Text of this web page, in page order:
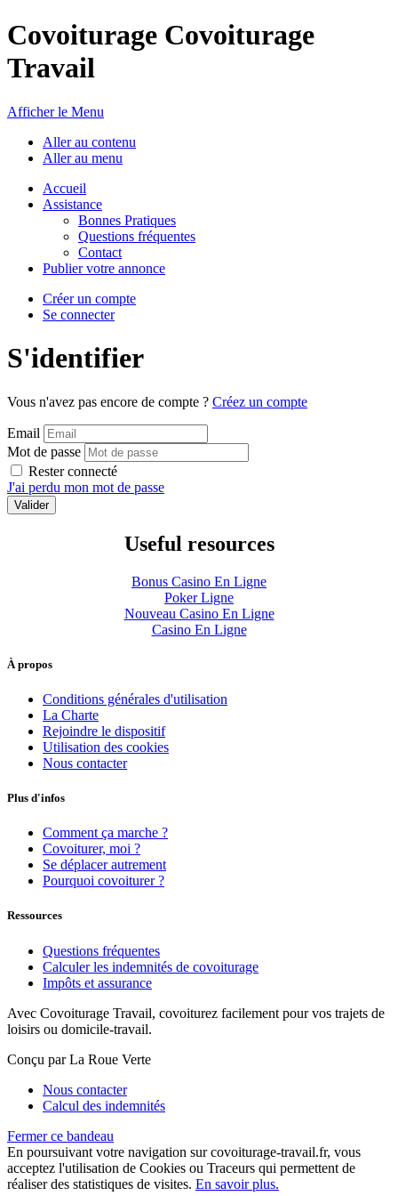
Covoiturage Covoiturage
Travail
Afficher le Menu
Aller au contenu
Aller au menu
Accueil
Assistance
Bonnes Pratiques
Questions fréquentes
Contact
Publier votre annonce
Créer un compte
Se connecter
S'identifier
Vous n'avez pas encore de compte ? Créez un compte
Email
Mot de passe
Rester connecté
J'ai perdu mon mot de passe
Useful resources
Bonus Casino En Ligne
Poker Ligne
Nouveau Casino En Ligne
Casino En Ligne
À propos
Conditions générales d'utilisation
La Charte
Rejoindre le dispositif
Utilisation des cookies
Nous contacter
Plus d'infos
Comment ça marche ?
Covoiturer, moi ?
Se déplacer autrement
Pourquoi covoiturer ?
Ressources
Questions fréquentes
Calculer les indemnités de covoiturage
Impôts et assurance
Avec Covoiturage Travail, covoiturez facilement pour vos trajets de
loisirs ou domicile-travail.
Conçu par La Roue Verte
Nous contacter
Calcul des indemnités
Fermer ce bandeau
En poursuivant votre navigation sur covoiturage-travail.fr, vous
acceptez l'utilisation de Cookies ou Traceurs qui permettent de
réaliser des statistiques de visites. En savoir plus.